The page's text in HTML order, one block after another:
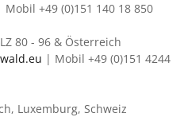
Mobil +49 (0)151 140 18 850
80 - 96 & Österreich
| Mobil +49 (0)151 4244
Luxemburg, Schweiz